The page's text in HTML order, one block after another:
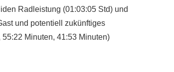
Radleistung (01:03:05 Std) und
und potentiell zukünftiges
Minuten, 41:53 Minuten)